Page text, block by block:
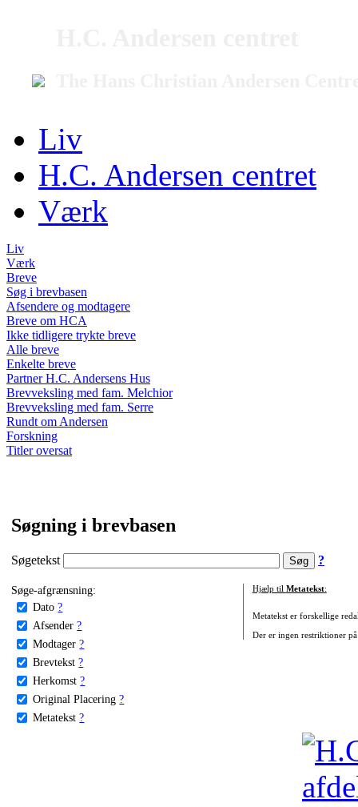
Liv
H.C. Andersen centret
Værk
Liv
Værk
Breve
Søg i brevbasen
Afsendere og modtagere
Breve om HCA
Ikke tidligere trykte breve
Alle breve
Enkelte breve
Partner H.C. Andersens Hus
Brevveksling med fam. Melchior
Brevveksling med fam. Serre
Rundt om Andersen
Forskning
Titler oversat
Søgning i brevbasen
Søgetekst ?
Søge-afgrænsning:
Dato ?
Afsender ?
Modtager ?
Brevtekst ?
Herkomst ?
Original Placering ?
Metatekst ?
Hjælp til Metatekst:
Metatekst er forskellige
Der er ingen restriktioner